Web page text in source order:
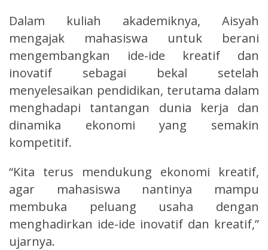
Dalam kuliah akademiknya, Aisyah
mengajak mahasiswa untuk berani
mengembangkan ide-ide kreatif dan
inovatif sebagai bekal setelah
menyelesaikan pendidikan, terutama dalam
menghadapi tantangan dunia kerja dan
dinamika ekonomi yang semakin
kompetitif.
“Kita terus mendukung ekonomi kreatif,
agar mahasiswa nantinya mampu
membuka peluang usaha dengan
menghadirkan ide-ide inovatif dan kreatif,”
ujarnya.